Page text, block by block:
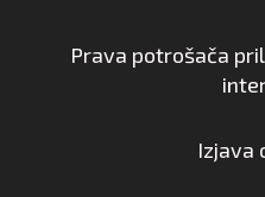
Prava potrošača
Izjava